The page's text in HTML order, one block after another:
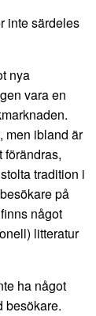
inte särdeles
nya
vara en
men ibland är
förändras,
tradition i
på
något
litteratur
ha något
besökare.